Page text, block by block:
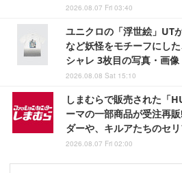
2026.08.07 Fri 03:40
ユニクロの「浮世絵」UT
など妖怪をモチーフにし
シャレ 3枚目の写真・画像
2026.08.08 Sat 15:10
しまむらで販売された「
ーマの一部商品が受注再
ダーや、キルアたちのセ
2026.08.07 Fri 02:00